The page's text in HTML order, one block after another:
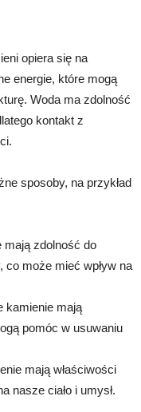
opiera się na
energie, które mogą
Woda ma zdolność
kontakt z
sposoby, na przykład
mają zdolność do
co może mieć wpływ na
kamienie mają
pomóc w usuwaniu
mają właściwości
nasze ciało i umysł.